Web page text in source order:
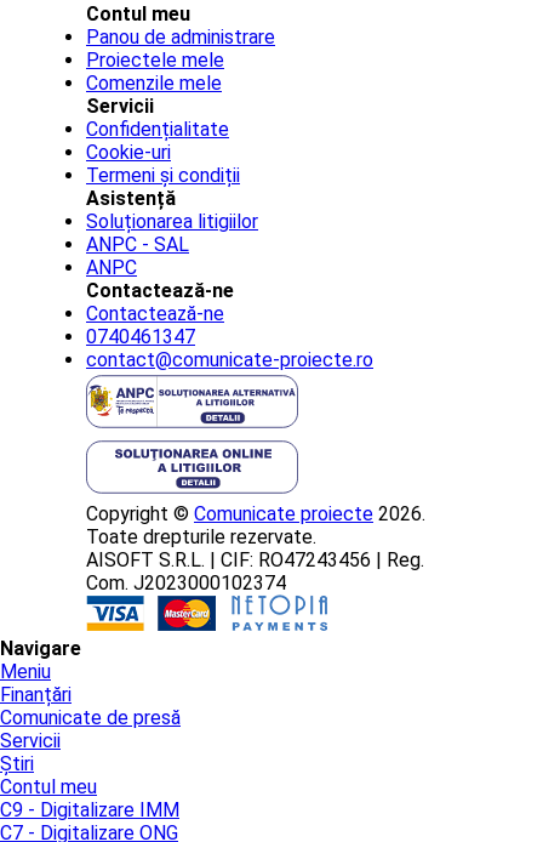
Contul meu
Panou de administrare
Proiectele mele
Comenzile mele
Servicii
Confidențialitate
Cookie-uri
Termeni și condiții
Asistență
Soluționarea litigiilor
ANPC - SAL
ANPC
Contactează-ne
Contactează-ne
0740461347
contact@comunicate-proiecte.ro
Copyright © Comunicate proiecte 2026.
Toate drepturile rezervate.
AISOFT S.R.L. | CIF: RO47243456 | Reg.
Com. J2023000102374
Navigare
Meniu
Finanțări
Comunicate de presă
Servicii
Știri
Contul meu
C9 - Digitalizare IMM
C7 - Digitalizare ONG